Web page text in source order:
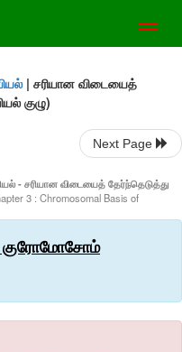
| சரியான விடையைத்
குழு)
Next Page
- சரியான விடையைத் தேர்ந்தெடுத்து
3 : Chromosomal Basis of
குரோமோசோம்